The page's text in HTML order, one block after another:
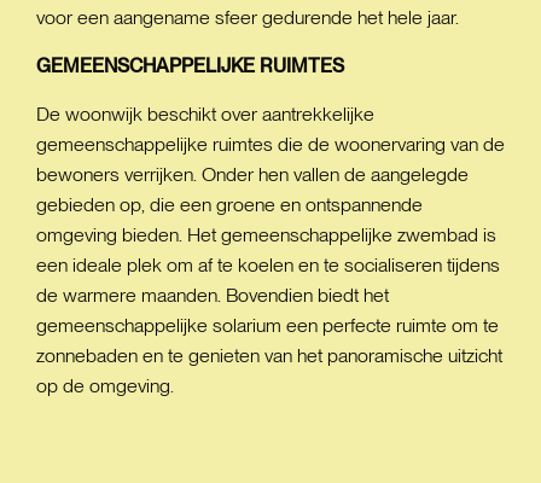
voor een aangename sfeer gedurende het hele jaar.
GEMEENSCHAPPELIJKE RUIMTES
De woonwijk beschikt over aantrekkelijke
gemeenschappelijke ruimtes die de woonervaring van de
bewoners verrijken. Onder hen vallen de aangelegde
gebieden op, die een groene en ontspannende
omgeving bieden. Het gemeenschappelijke zwembad is
een ideale plek om af te koelen en te socialiseren tijdens
de warmere maanden. Bovendien biedt het
gemeenschappelijke solarium een perfecte ruimte om te
zonnebaden en te genieten van het panoramische uitzicht
op de omgeving.